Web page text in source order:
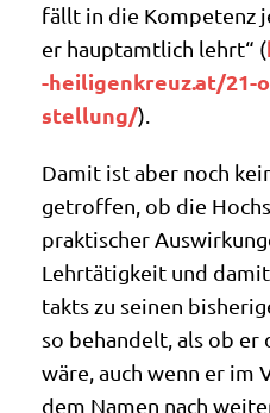
fällt in die Kom­pe­tenz
er haupt­amt­lich lehrt“ (
-hei​li​gen​kreuz​.at/​2​1​-​
s​t​e​l​l​u​ng/).
Damit ist aber noch
getrof­fen, ob die
prak­ti­scher
Lehr­tä­tig­keit und
takts zu sei­nen
so behan­delt, als ob
wäre, auch wenn er im
dem Namen nach